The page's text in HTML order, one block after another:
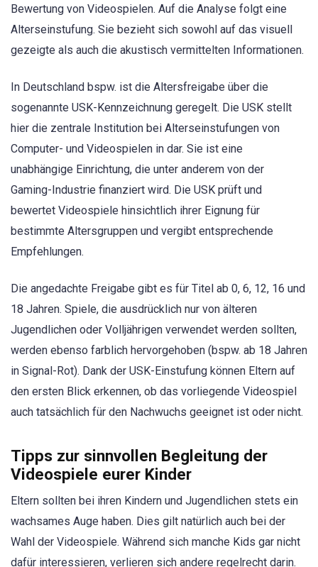
Bewertung von Videospielen. Auf die Analyse folgt eine
Alterseinstufung. Sie bezieht sich sowohl auf das visuell
gezeigte als auch die akustisch vermittelten Informationen.
In Deutschland bspw. ist die Altersfreigabe über die
sogenannte USK-Kennzeichnung geregelt. Die USK stellt
hier die zentrale Institution bei Alterseinstufungen von
Computer- und Videospielen in dar. Sie ist eine
unabhängige Einrichtung, die unter anderem von der
Gaming-Industrie finanziert wird. Die USK prüft und
bewertet Videospiele hinsichtlich ihrer Eignung für
bestimmte Altersgruppen und vergibt entsprechende
Empfehlungen.
Die angedachte Freigabe gibt es für Titel ab 0, 6, 12, 16 und
18 Jahren. Spiele, die ausdrücklich nur von älteren
Jugendlichen oder Volljährigen verwendet werden sollten,
werden ebenso farblich hervorgehoben (bspw. ab 18 Jahren
in Signal-Rot). Dank der USK-Einstufung können Eltern auf
den ersten Blick erkennen, ob das vorliegende Videospiel
auch tatsächlich für den Nachwuchs geeignet ist oder nicht.
Tipps zur sinnvollen Begleitung der
Videospiele eurer Kinder
Eltern sollten bei ihren Kindern und Jugendlichen stets ein
wachsames Auge haben. Dies gilt natürlich auch bei der
Wahl der Videospiele. Während sich manche Kids gar nicht
dafür interessieren, verlieren sich andere regelrecht darin.